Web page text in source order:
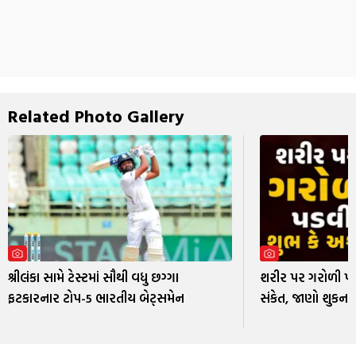
Related Photo Gallery
શ્રીલંકા સામે ટેસ્ટમાં સૌથી વધુ છગ્ગા
ફટકારનાર ટોપ-5 ભારતીય બેટ્સમેન
શરીર પર
સંકેત, જાણો શુકન